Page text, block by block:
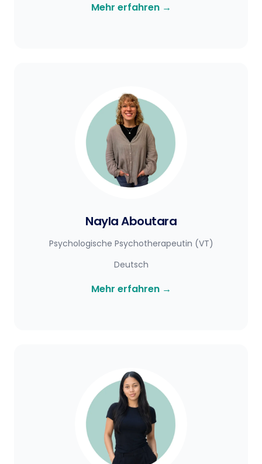
Mehr erfahren →
Nayla Aboutara
Psychologische Psychotherapeutin (VT)
Deutsch
Mehr erfahren →